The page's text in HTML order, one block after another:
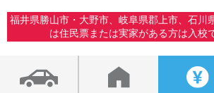
福井県勝山市・大野市、岐阜県郡上市、石川
は住民票または実家がある方は入校